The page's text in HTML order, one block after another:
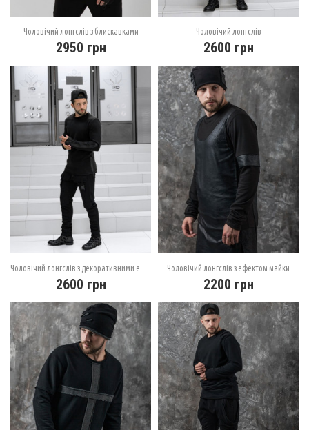
Чоловічий лонгслів з блискавками
2950 грн
Чоловічий лонгслів
2600 грн
2600 грн
Чоловічий лонгслів з ефектом майки
2200 грн